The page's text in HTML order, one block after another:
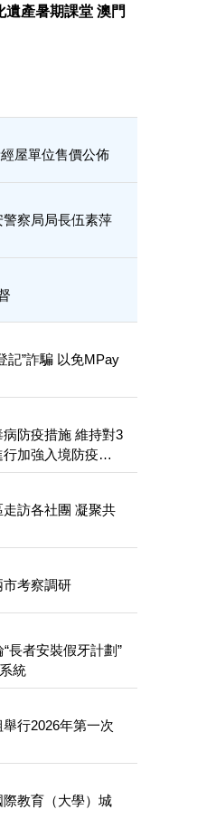
產暑期課堂 澳門
屋單位售價公佈
察局局長伍素萍
記”詐騙 以免MPay
防疫措施 維持對3
加強入境防疫措
訪各社團 凝聚共
考察調研
長者安裝假牙計劃”
統
行2026年第一次
教育（大學）城